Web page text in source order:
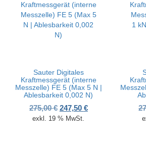
Sauter Digitales
Kraftmessgerät (interne
Messzelle) FE 5 (Max 5 N |
Ablesbarkeit 0,002 N)
275,00€ Ursprünglicher Preis
247,50 €Aktueller Preis
exkl. 19 % MwSt.